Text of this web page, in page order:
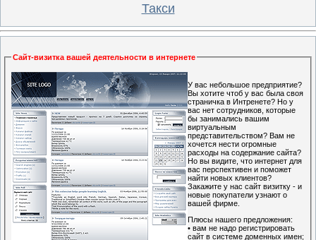
Такси
Сайт-визитка вашей деятельности в интернете
У вас небольшое предприятие?
Вы хотите чтоб у вас была своя
страничка в Интренете? Но у
вас нет сотрудников, которые
бы занимались вашим
виртуальным
представительством? Вам не
хочется нести огромные
расходы на содержание сайта?
Но вы видите, что интернет для
вас перспективен и поможет
найти новых клиентов?
Закажите у нас сайт визитку - и
новые покупатели узнают о
вашей фирме.
Плюсы нашего предложения:
• вам не надо регистрировать